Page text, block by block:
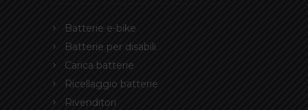
Batterie e-bike
Batterie per disabili
Carica batterie
Ricellaggio batterie
Rivenditori